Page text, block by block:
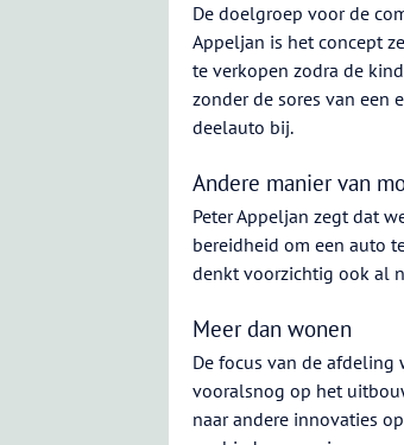
De doelgroep voor de
Appeljan is het concept
te verkopen zodra de
zonder de sores van een
deelauto bij.
Andere manier van
Peter Appeljan zegt dat
bereidheid om een auto
denkt voorzichtig ook al
Meer dan wonen
De focus van de
vooralsnog op het
naar andere innovaties